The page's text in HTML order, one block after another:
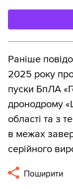
Раніше
2025 року
пуски БпЛА
дронодрому
області та з
в межах
серійного
Поширити